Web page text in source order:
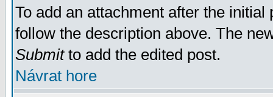
To add an attachment after the
follow the description above. The
Submitto add the edited post.
Návrat hore